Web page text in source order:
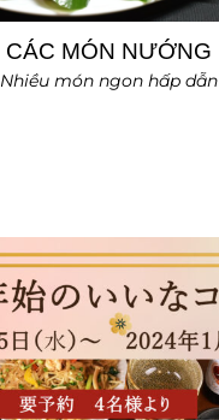
CÁC MÓN NƯỚNG
Nhiều món ngon hấp dẫn